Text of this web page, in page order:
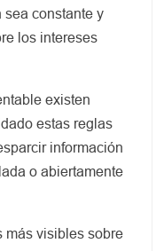
sea constante y
los intereses
existen
estas reglas
información
o abiertamente
más visibles sobre